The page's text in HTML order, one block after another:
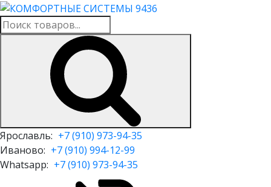
Ярославль: +7 (910) 973-94-35
Иваново: +7 (910) 994-12-99
Whatsapp: +7 (910) 973-94-35